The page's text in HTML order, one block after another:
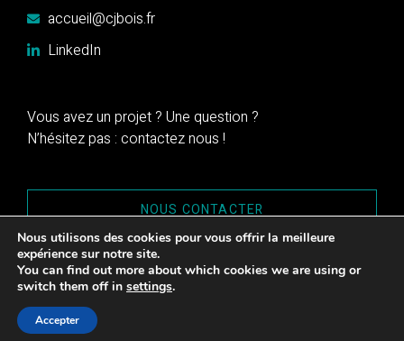
accueil@cjbois.fr
LinkedIn
Vous avez un projet ? Une question ?
N’hésitez pas : contactez nous !
NOUS CONTACTER
CJBois© 2023 – Tous droits réservés
Mentions légales
Nous utilisons des cookies pour vous offrir la meilleure
expérience sur notre site.
You can find out more about which cookies we are using or
switch them off in settings.
Accepter